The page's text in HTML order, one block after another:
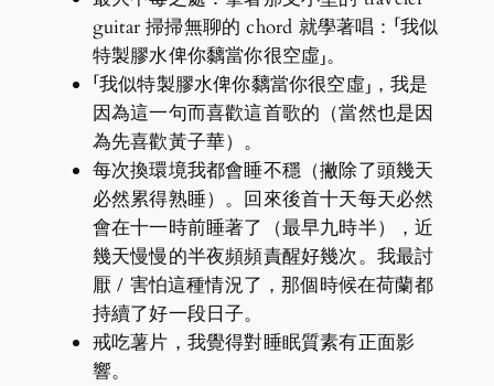
guitar 掃掃無聊的 chord 就學著唱：「我似
特製膠水俾你黐當你很空虛」。
「我似特製膠水俾你黐當你很空虛」，我是
因為這一句而喜歡這首歌的（當然也是因
為先喜歡黃子華）。
每次換環境我都會睡不穩（撇除了頭幾天
必然累得熟睡）。回來後首十天每天必然
會在十一時前睡著了（最早九時半），近
幾天慢慢的半夜頻頻責醒好幾次。我最討
厭 / 害怕這種情況了，那個時候在荷蘭都
持續了好一段日子。
戒吃薯片，我覺得對睡眠質素有正面影
響。